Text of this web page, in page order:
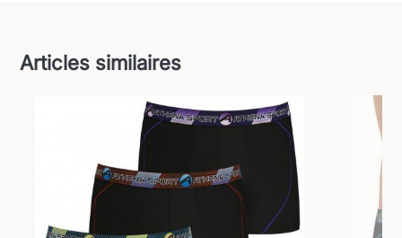
Articles similaires